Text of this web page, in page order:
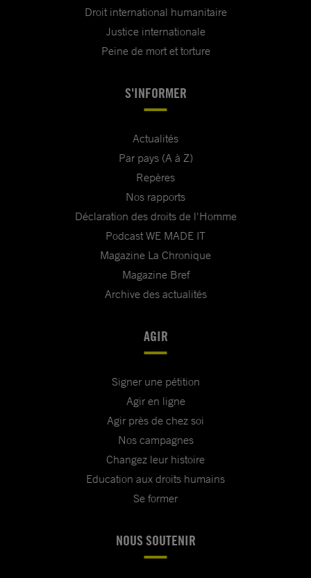
Droit international humanitaire
Justice internationale
Peine de mort et torture
S'INFORMER
Actualités
Par pays (A à Z)
Repères
Nos rapports
Déclaration des droits de l'Homme
Podcast WE MADE IT
Magazine La Chronique
Magazine Bref
Archive des actualités
AGIR
Signer une pétition
Agir en ligne
Agir près de chez soi
Nos campagnes
Changez leur histoire
Education aux droits humains
Se former
NOUS SOUTENIR